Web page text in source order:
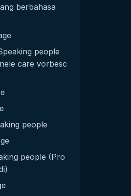
berbahasa
people
care vorbesc
people
people (Pro